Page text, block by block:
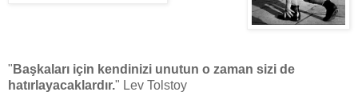
" Başkaları için kendinizi unutun o zaman sizi de
hatırlayacaklardır." Lev Tolstoy